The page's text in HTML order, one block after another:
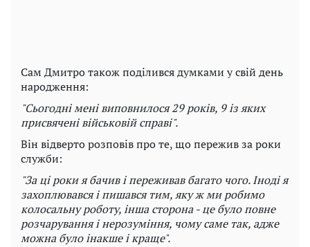
Сам Дмитро також поділився думками у свій день
народження:
"Сьогодні мені виповнилося 29 років, 9 із яких
присвячені військовій справі".
Він відверто розповів про те, що пережив за роки
служби:
"За ці роки я бачив і переживав багато чого. Іноді я
захоплювався і пишався тим, яку ж ми робимо
колосальну роботу, інша сторона - це було повне
розчарування і нерозуміння, чому саме так, адже
можна було інакше і краще".